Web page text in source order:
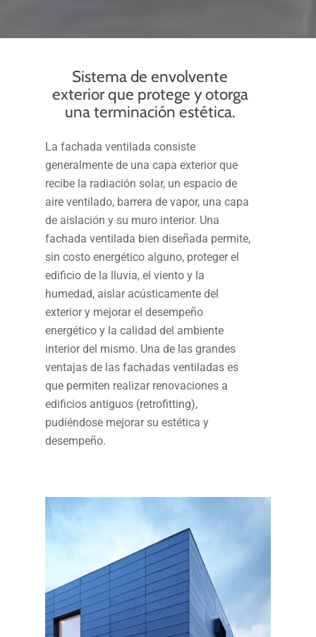
Sistema de envolvente
exterior que protege y otorga
una terminación estética.
La fachada ventilada consiste
generalmente de una capa exterior que
recibe la radiación solar, un espacio de
aire ventilado, barrera de vapor, una capa
de aislación y su muro interior. Una
fachada ventilada bien diseñada permite,
sin costo energético alguno, proteger el
edificio de la lluvia, el viento y la
humedad, aislar acústicamente del
exterior y mejorar el desempeño
energético y la calidad del ambiente
interior del mismo. Una de las grandes
ventajas de las fachadas ventiladas es
que permiten realizar renovaciones a
edificios antiguos (retrofitting),
pudiéndose mejorar su estética y
desempeño.